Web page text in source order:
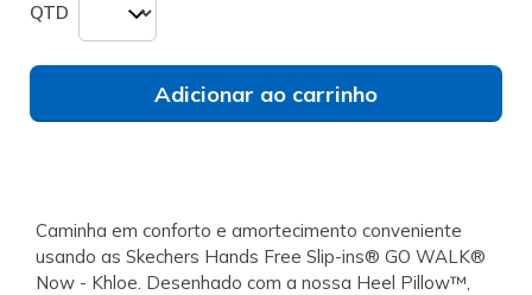
QTD
Adicionar ao carrinho
Caminha em conforto e amortecimento conveniente
usando as Skechers Hands Free Slip-ins® GO WALK®
Now - Khloe. Desenhado com a nossa Heel Pillow™,